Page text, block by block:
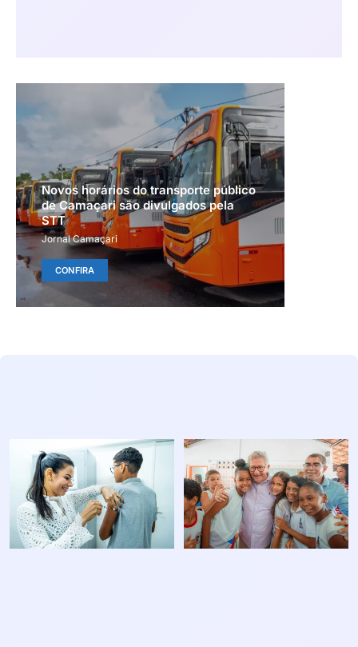
Novos horários do transporte público
de Camaçari são divulgados pela
STT
Jornal Camaçari
CONFIRA